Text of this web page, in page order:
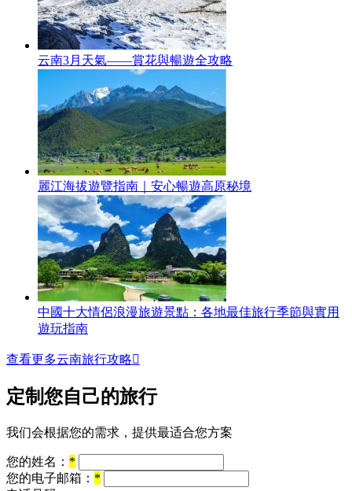
云南3月天氣——賞花與暢遊全攻略
麗江海拔遊覽指南｜安心暢遊高原秘境
中國十大情侶浪漫旅遊景點：各地最佳旅行季節與實用
遊玩指南
查看更多云南旅行攻略
定制您自己的旅行
我们会根据您的需求，提供最适合您方案
您的姓名： *
您的电子邮箱： *